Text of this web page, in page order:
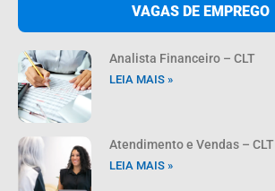
VAGAS DE EMPREGO
Analista Financeiro – CLT
LEIA MAIS »
Atendimento e Vendas – CLT
LEIA MAIS »